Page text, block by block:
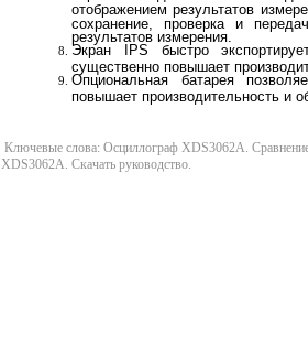
отображением результатов
сохранение, проверка и
результатов измерения.
Экран IPS быстро
существенно повышает
Опциональная батарея
повышает производительность и
Ключевые слова: Осциллограф XDS3062A.
XDS3062A. Скачать руководство.